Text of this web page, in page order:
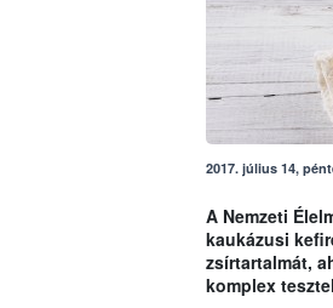
2017. július 14,
A Nemzeti
kaukázusi
zsírtartalmát,
komplex